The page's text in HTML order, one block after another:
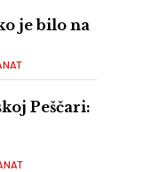
je bilo na
Peščari: